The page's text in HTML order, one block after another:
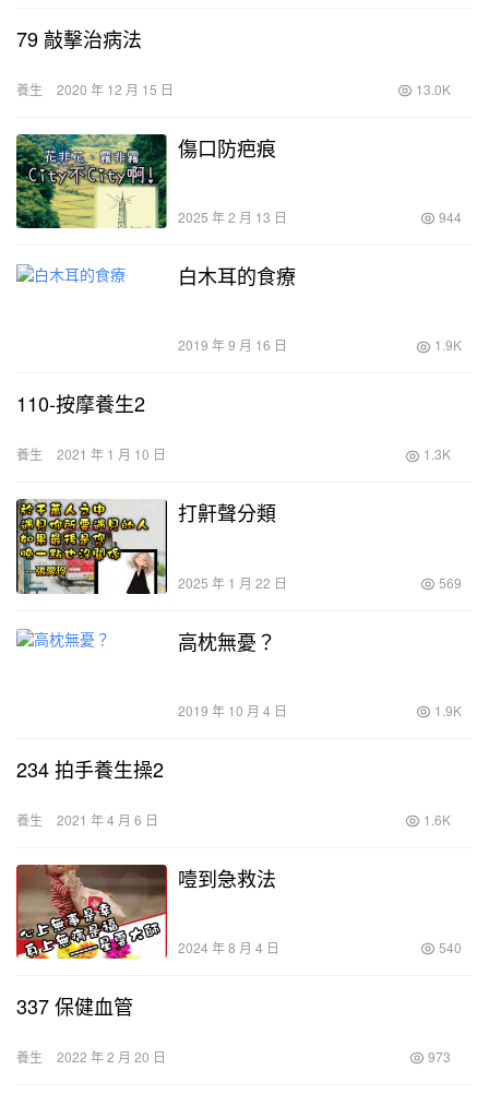
79 敲擊治病法
養生 2020 年 12 月 15 日 13.0K
傷口防疤痕
2025 年 2 月 13 日 944
白木耳的食療
2019 年 9 月 16 日 1.9K
110-按摩養生2
養生 2021 年 1 月 10 日 1.3K
打鼾聲分類
2025 年 1 月 22 日 569
高枕無憂？
2019 年 10 月 4 日 1.9K
234 拍手養生操2
養生 2021 年 4 月 6 日 1.6K
噎到急救法
2024 年 8 月 4 日 540
337 保健血管
養生 2022 年 2 月 20 日 973